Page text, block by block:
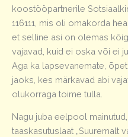
koostööpartnerile
116111, mis oli omakorda
et selline asi on olemas
vajavad, kuid ei oska või ei
Aga ka lapsevanemate,
jaoks, kes märkavad abi
olukorraga toime tulla.
Nagu juba eelpool
taaskasutuslaat „Suuremalt